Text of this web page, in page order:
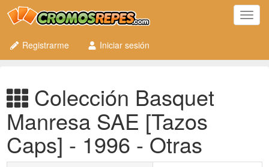
Registrarme
Iniciar sesión
Colección Basquet
Manresa SAE [Tazos
Caps] - 1996 - Otras